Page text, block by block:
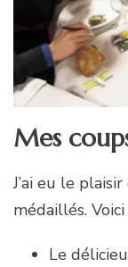
Mes
J’ai eu le
médaillés.
Le